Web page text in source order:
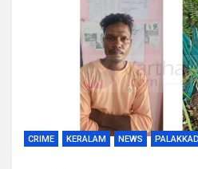
CRIME KERALAM NEWS PALAKKAD